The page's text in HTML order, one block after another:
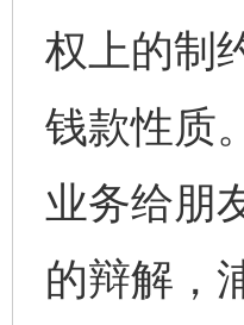
权上的制
钱款性质
业务给朋
的辩解，